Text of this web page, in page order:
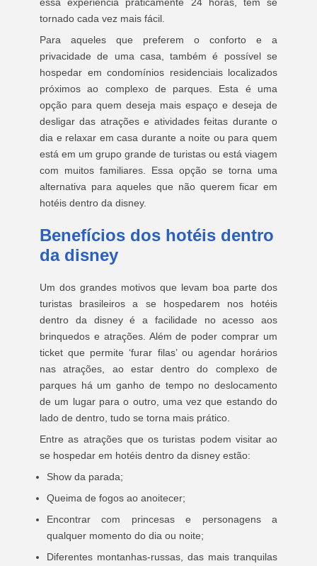
tornado cada vez mais fácil.
Para aqueles que preferem o conforto e a
privacidade de uma casa, também é possível se
hospedar em condomínios residenciais localizados
próximos ao complexo de parques. Esta é uma
opção para quem deseja mais espaço e deseja de
desligar das atrações e atividades feitas durante o
dia e relaxar em casa durante a noite ou para quem
está em um grupo grande de turistas ou está viagem
com muitos familiares. Essa opção se torna uma
alternativa para aqueles que não querem ficar em
hotéis dentro da disney.
Benefícios dos hotéis dentro
da disney
Um dos grandes motivos que levam boa parte dos
turistas brasileiros a se hospedarem nos hotéis
dentro da disney é a facilidade no acesso aos
brinquedos e atrações. Além de poder comprar um
ticket que permite ‘furar filas’ ou agendar horários
nas atrações, ao estar dentro do complexo de
parques há um ganho de tempo no deslocamento
de um lugar para o outro, uma vez que estando do
lado de dentro, tudo se torna mais prático.
Entre as atrações que os turistas podem visitar ao
se hospedar em hotéis dentro da disney estão:
Show da parada;
Queima de fogos ao anoitecer;
Encontrar com princesas e personagens a
qualquer momento do dia ou noite;
Diferentes montanhas-russas, das mais tranquilas